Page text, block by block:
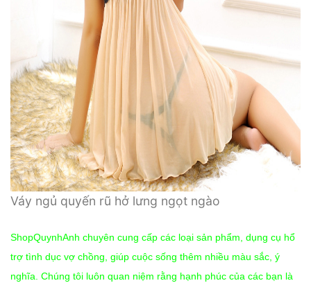
Váy ngủ quyến rũ hở lưng ngọt ngào
ShopQuynhAnh chuyên cung cấp các loại sản phẩm, dụng cụ hổ
trợ tình dục vợ chồng, giúp cuộc sống thêm nhiều màu sắc, ý
nghĩa. Chúng tôi luôn quan niệm rằng hạnh phúc của các bạn là